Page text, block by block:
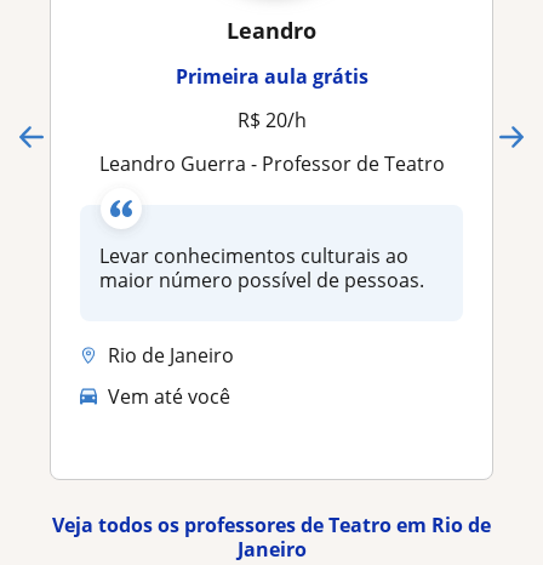
Leandro
Primeira aula grátis
R$ 20/h
Leandro Guerra - Professor de Teatro
Levar conhecimentos culturais ao
maior número possível de pessoas.
Rio de Janeiro
Vem até você
Veja todos os professores de Teatro em Rio de
Janeiro